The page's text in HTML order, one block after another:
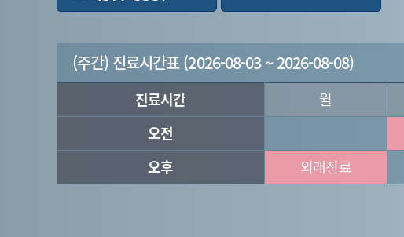
(주간) 진료시간표 (2026-08-03 ~ 2026-08-08)
진료시간 월
오전
오후
외래진료